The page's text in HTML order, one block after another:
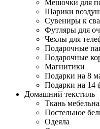
Мешочки для
Шарики
Сувениры к
Футляры для
Чехлы для
Подарочные
Подарочные
Магнитики
Подарки на 8
Подарки на 14
Домашний текстиль
Ткань
Постельное
Одеяла